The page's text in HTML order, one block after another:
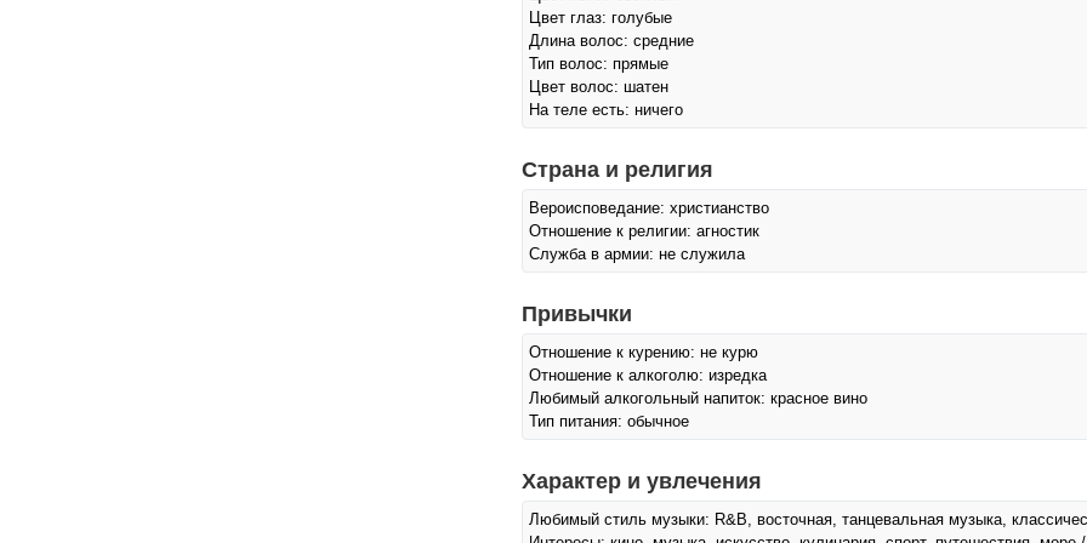
Цвет глаз: голубые
Длина волос: средние
Тип волос: прямые
Цвет волос: шатен
На теле есть: ничего
Страна и религия
Вероисповедание: христианство
Отношение к религии: агностик
Служба в армии: не служила
Привычки
Отношение к курению: не курю
Отношение к алкоголю: изредка
Любимый алкогольный напиток: красное вино
Тип питания: обычное
Характер и увлечения
Любимый стиль музыки: R&B, восточная, танцевальная музыка,